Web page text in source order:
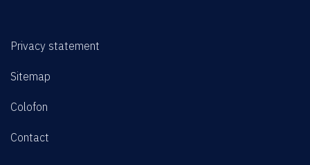
Privacy statement
Sitemap
Colofon
Contact